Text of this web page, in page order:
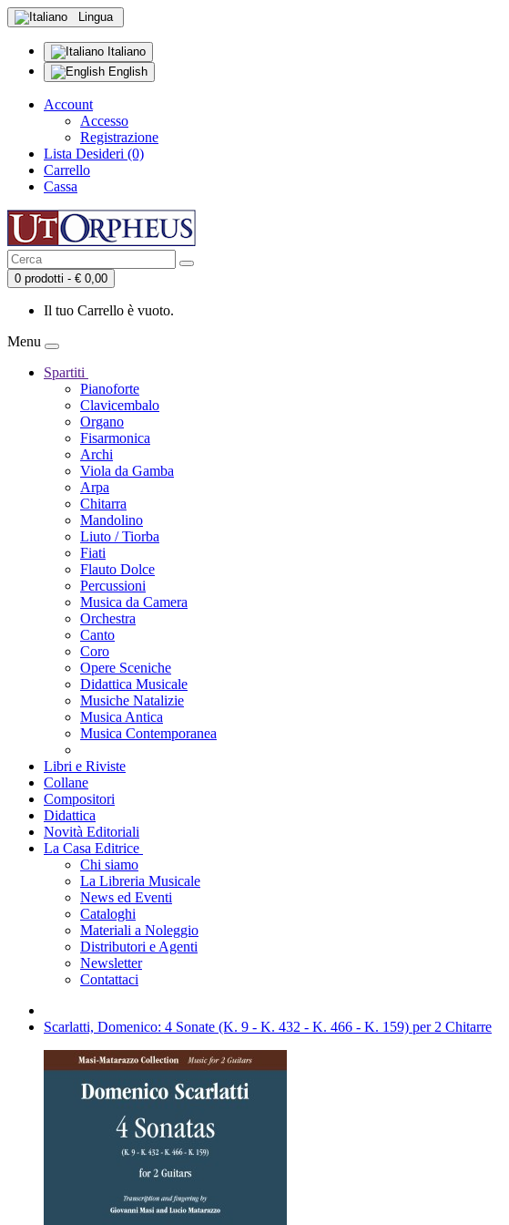
Lingua
Italiano
English
Account
Accesso
Registrazione
Lista Desideri (0)
Carrello
Cassa
0 prodotti - € 0,00
Il tuo Carrello è vuoto.
Menu
Spartiti
Pianoforte
Clavicembalo
Organo
Fisarmonica
Archi
Viola da Gamba
Arpa
Chitarra
Mandolino
Liuto / Tiorba
Fiati
Flauto Dolce
Percussioni
Musica da Camera
Orchestra
Canto
Coro
Opere Sceniche
Didattica Musicale
Musiche Natalizie
Musica Antica
Musica Contemporanea
Libri e Riviste
Collane
Compositori
Didattica
Novità Editoriali
La Casa Editrice
Chi siamo
La Libreria Musicale
News ed Eventi
Cataloghi
Materiali a Noleggio
Distributori e Agenti
Newsletter
Contattaci
Scarlatti, Domenico: 4 Sonate (K. 9 - K. 432 - K. 466 - K. 159) per 2 Chitarre